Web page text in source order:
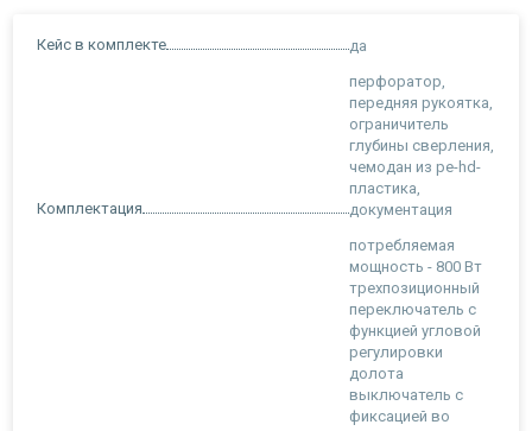
Кейс в комплекте да
Комплектация
перфоратор,
передняя рукоятка,
ограничитель
глубины сверления,
чемодан из pe-hd-
пластика,
документация
потребляемая
мощность - 800 Вт
трехпозиционный
переключатель с
функцией угловой
регулировки
долота
выключатель с
фиксацией во